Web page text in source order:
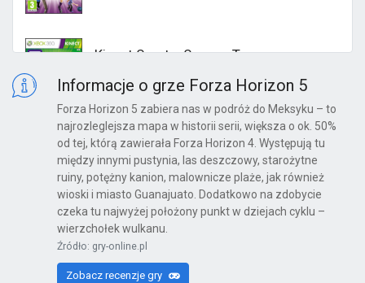
Kinect Sports: Season Two
Kinect Sports Najlepsza Kolekcja
X360
Far Cry 6: Yara Edition
Informacje o grze Forza Horizon 5
Forza Horizon 5 zabiera nas w podróż do Meksyku – to
najrozleglejsza mapa w historii serii, większa o ok. 50%
od tej, którą zawierała Forza Horizon 4. Występują tu
między innymi pustynia, las deszczowy, starożytne
ruiny, potężny kanion, malownicze plaże, jak również
wioski i miasto Guanajuato. Dodatkowo na zdobycie
czeka tu najwyżej położony punkt w dziejach cyklu –
wierzchołek wulkanu.
Źródło: gry-online.pl
Zobacz recenzje gry